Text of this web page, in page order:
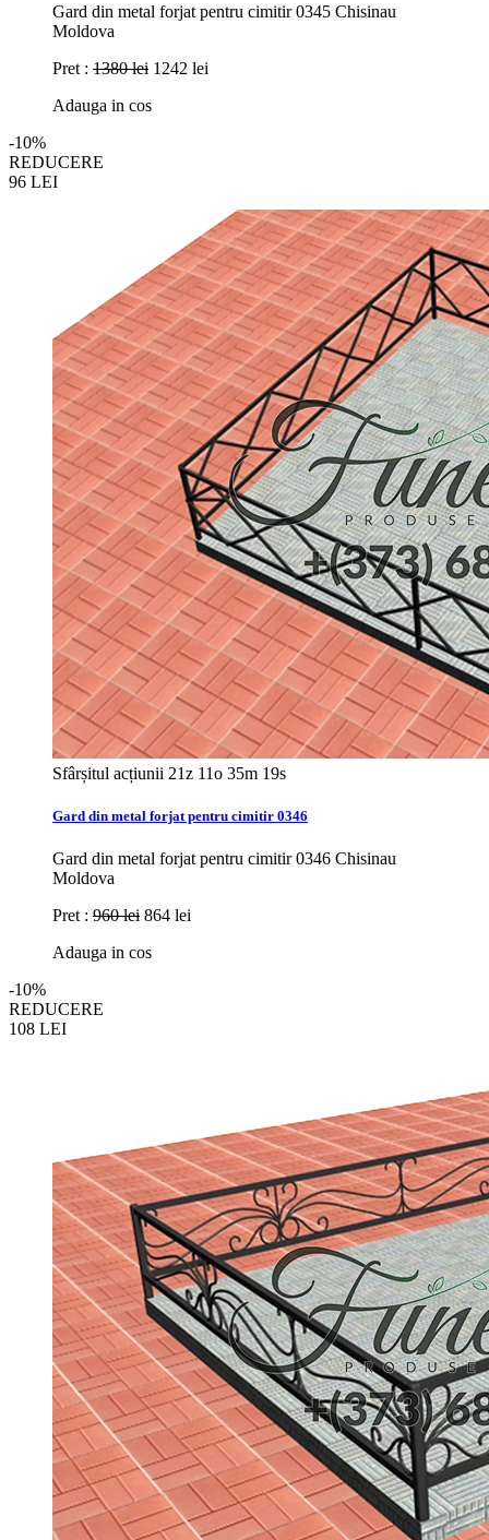
Gard din metal forjat pentru cimitir 0345 Chisinau
Moldova
Pret : 1380 lei 1242 lei
Adauga in cos
-10%
REDUCERE
96 LEI
Sfârșitul acțiunii 21z 11o 35m 17s
Gard din metal forjat pentru cimitir 0346
Gard din metal forjat pentru cimitir 0346 Chisinau
Moldova
Pret : 960 lei 864 lei
Adauga in cos
-10%
REDUCERE
108 LEI